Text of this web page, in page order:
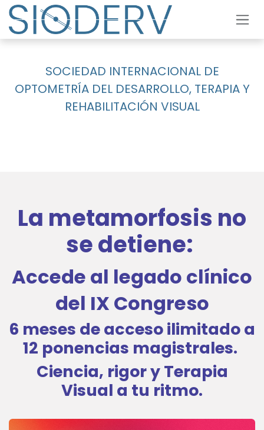
Ir al contenido
SOCIEDAD INTERNACIONAL DE
OPTOMETRÍA DEL DESARROLLO, TERAPIA Y
REHABILITACIÓN VISUAL
La metamorfosis no
se detiene:
Accede al legado clínico
del IX Congreso
6 meses de acceso ilimitado a
12 ponencias magistrales.
Ciencia, rigor y Terapia
Visual a tu ritmo.